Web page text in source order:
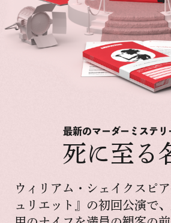
最新のマーダーミステリ
死に至る
ウィリアム・シェイクスピ
ュリエット』の初回公演で